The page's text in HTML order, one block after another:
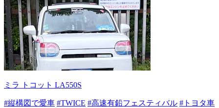
ミラ トコット LA550S
#縦構図で愛車 #TWICE #高速有鉛フェスティバル #トヨタ車